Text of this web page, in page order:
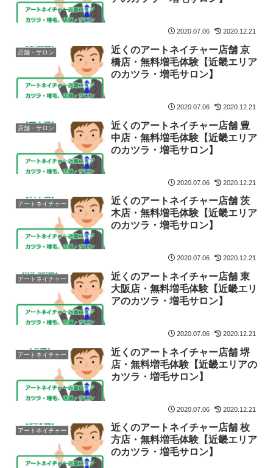
2020.07.06 2020.12.21
店舗・サロン
近くのアートネイチャー店舗 京
橋店・無料増毛体験【近畿エリア
のカツラ・増毛サロン】
2020.07.06 2020.12.21
店舗・サロン
近くのアートネイチャー店舗 豊
中店・無料増毛体験【近畿エリア
のカツラ・増毛サロン】
2020.07.06 2020.12.21
アートネイチャー
近くのアートネイチャー店舗 茨
木店・無料増毛体験【近畿エリア
のカツラ・増毛サロン】
2020.07.06 2020.12.21
アートネイチャー
近くのアートネイチャー店舗 東
大阪店・無料増毛体験【近畿エリ
アのカツラ・増毛サロン】
2020.07.06 2020.12.21
アートネイチャー
近くのアートネイチャー店舗 堺
店・無料増毛体験【近畿エリアの
カツラ・増毛サロン】
2020.07.06 2020.12.21
アートネイチャー
近くのアートネイチャー店舗 枚
方店・無料増毛体験【近畿エリア
のカツラ・増毛サロン】